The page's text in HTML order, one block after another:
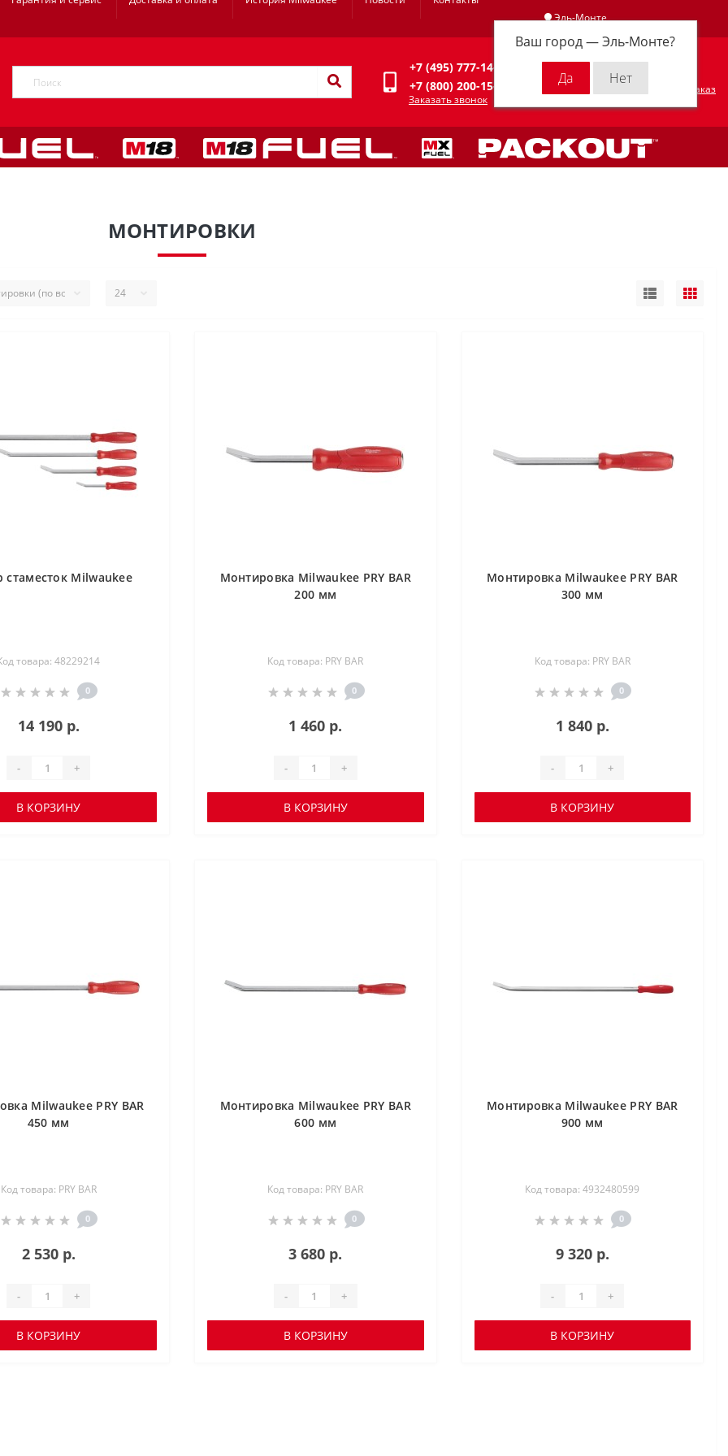
Эль-Монте
Ваш город —Эль-Монте?
Личный кабинет
+7 (495) 777-14-94
+7 (800) 200-15-94
Заказать звонок
Оформить заказ
МОНТИРОВКИ
стаместок Milwaukee
товара: 48229214
0
14 190 р.
- +
В КОРЗИНУ
Монтировка Milwaukee PRY BAR
200 мм
Код товара: PRY BAR
0
1 460 р.
- +
В КОРЗИНУ
Монтировка Milwaukee PRY BAR
300 мм
Код товара: PRY BAR
0
1 840 р.
- +
В КОРЗИНУ
Milwaukee PRY BAR
450 мм
Код товара: PRY BAR
0
2 530 р.
- +
В КОРЗИНУ
Монтировка Milwaukee PRY BAR
600 мм
Код товара: PRY BAR
0
3 680 р.
- +
В КОРЗИНУ
Монтировка Milwaukee PRY BAR
900 мм
Код товара: 4932480599
0
9 320 р.
- +
В КОРЗИНУ